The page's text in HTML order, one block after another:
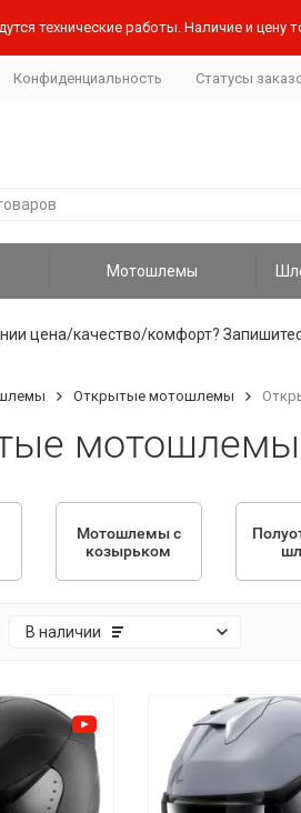
технические работы. Наличие и цену
Конфиденциальность Статусы
Мотошлемы
цена/качество/комфорт?
Открытые мотошлемы
мотошлемы
Мотошлемы с
козырьком
В наличии